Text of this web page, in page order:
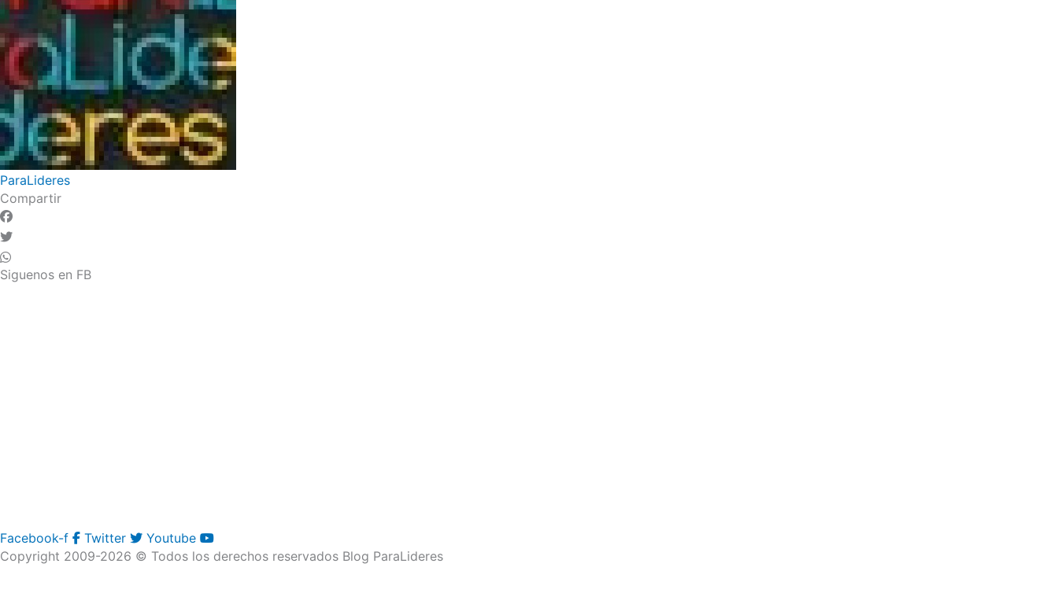
ParaLideres
Compartir
Siguenos en FB
Facebook-f Twitter
Youtube
Copyright 2009-2026 © Todos los derechos reservados Blog ParaLideres